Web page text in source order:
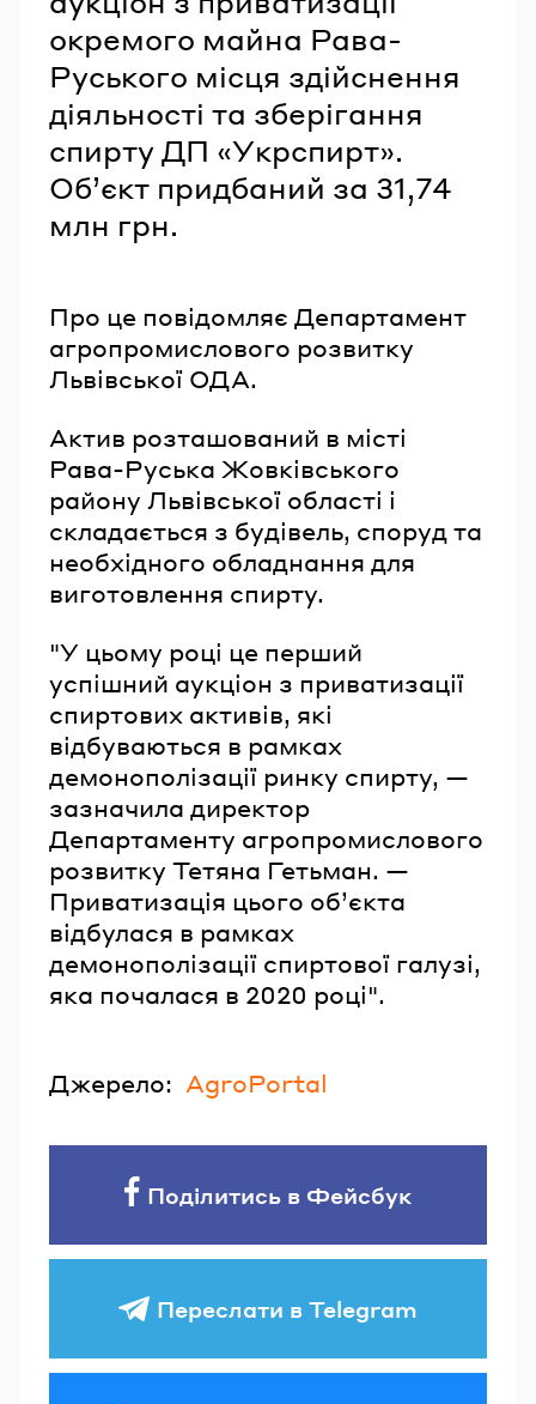
окремого майна Рава-
Руського місця здійснення
діяльності та зберігання
спирту ДП «Укрспирт».
Обʼєкт придбаний за 31,74
млн грн.
Про це повідомляє Департамент
агропромислового розвитку
Львівської ОДА.
Актив розташований в місті
Рава-Руська Жовківського
району Львівської області і
складається з будівель, споруд та
необхідного обладнання для
виготовлення спирту.
"У цьому році це перший
успішний аукціон з приватизації
спиртових активів, які
відбуваються в рамках
демонополізації ринку спирту, —
зазначила директор
Департаменту агропромислового
розвитку Тетяна Гетьман. —
Приватизація цього обʼєкта
відбулася в рамках
демонополізації спиртової галузі,
яка почалася в 2020 році".
Джерело: AgroPortal
Поділитись в Фейсбук
Переслати в Telegram